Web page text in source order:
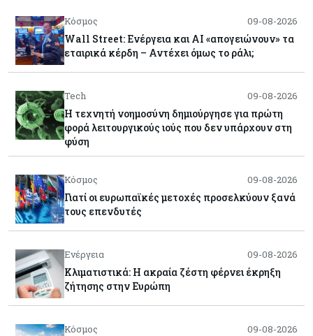
Κόσμος 09-08-2026
Wall Street: Ενέργεια και AI «απογειώνουν» τα
εταιρικά κέρδη – Αντέχει όμως το ράλι;
Tech 09-08-2026
Η τεχνητή νοημοσύνη δημιούργησε για πρώτη
φορά λειτουργικούς ιούς που δεν υπάρχουν στη
φύση
Κόσμος 09-08-2026
Γιατί οι ευρωπαϊκές μετοχές προσελκύουν ξανά
τους επενδυτές
Ενέργεια 09-08-2026
Κλιματιστικά: Η ακραία ζέστη φέρνει έκρηξη
ζήτησης στην Ευρώπη
Κόσμος 09-08-2026